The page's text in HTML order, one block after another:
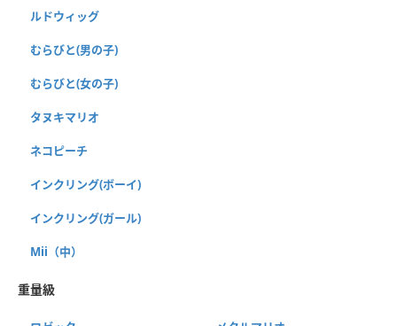
ルドウィッグ
むらびと(男の子)
むらびと(女の子)
タヌキマリオ
ネコピーチ
インクリング(ボーイ)
インクリング(ガール)
Mii（中）
重量級